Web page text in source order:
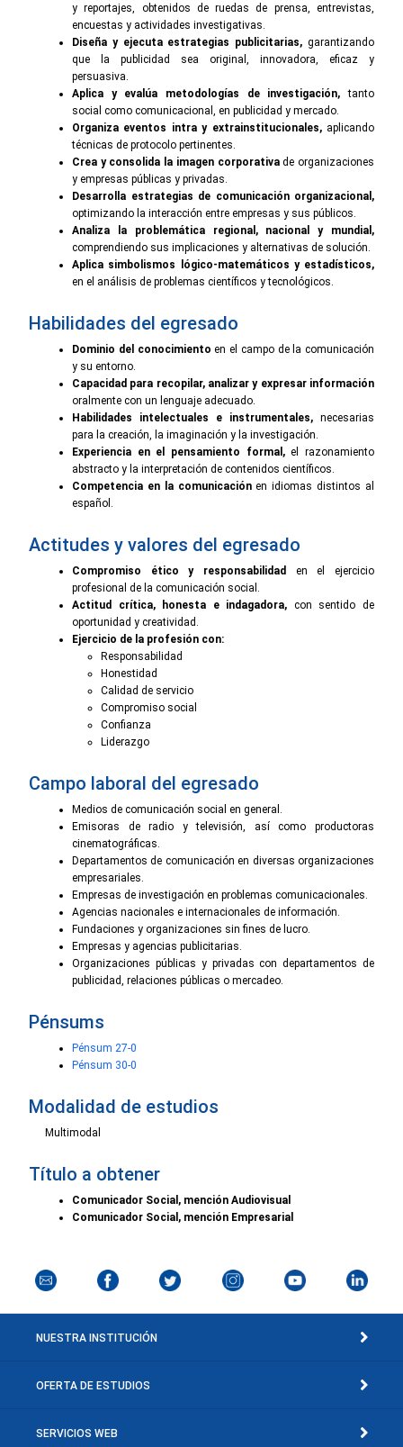
y reportajes, obtenidos de ruedas de prensa, entrevistas,
encuestas y actividades investigativas.
Diseña y ejecuta estrategias publicitarias, garantizando
que la publicidad sea original, innovadora, eficaz y
persuasiva.
Aplica y evalúa metodologías de investigación, tanto
social como comunicacional, en publicidad y mercado.
Organiza eventos intra y extrainstitucionales,aplicando
técnicas de protocolo pertinentes.
Crea y consolida la imagen corporativade organizaciones
y empresas públicas y privadas.
Desarrolla estrategias de comunicación organizacional,
optimizando la interacción entre empresas y sus públicos.
Analiza la problemática regional, nacional y mundial,
comprendiendo sus implicaciones y alternativas de solución.
Aplica simbolismos lógico-matemáticos y estadísticos,
en el análisis de problemas científicos y tecnológicos.
Habilidades del egresado
Dominio del conocimiento en el campo de la comunicación
y su entorno.
Capacidad para recopilar, analizar y expresar información
oralmente con un lenguaje adecuado.
Habilidades intelectuales e instrumentales, necesarias
para la creación, la imaginación y la investigación.
Experiencia en el pensamiento formal,el razonamiento
abstracto y la interpretación de contenidos científicos.
Competencia en la comunicaciónen idiomas distintos al
español.
Actitudes y valores del egresado
Compromiso ético y responsabilidad
en el ejercicio
profesional de la comunicación social.
Actitud crítica, honesta e indagadora, con sentido de
oportunidad y creatividad.
Ejercicio de la profesión con:
Responsabilidad
Honestidad
Calidad de servicio
Compromiso social
Confianza
Liderazgo
Campo laboral del egresado
Medios de comunicación social en general.
Emisoras de radio y televisión, así como productoras
cinematográficas.
Departamentos de comunicación en diversas organizaciones
empresariales.
Empresas de investigación en problemas comunicacionales.
Agencias nacionales e internacionales de información.
Fundaciones y organizaciones sin fines de lucro.
Empresas y agencias publicitarias.
Organizaciones públicas y privadas con departamentos de
publicidad, relaciones públicas o mercadeo.
Pénsums
Pénsum 27-0
Pénsum 30-0
Modalidad de estudios
Multimodal
Título a obtener
Comunicador Social, mención Audiovisual
Comunicador Social, mención Empresarial
NUESTRA INSTITUCIÓN
OFERTA DE ESTUDIOS
SERVICIOS WEB